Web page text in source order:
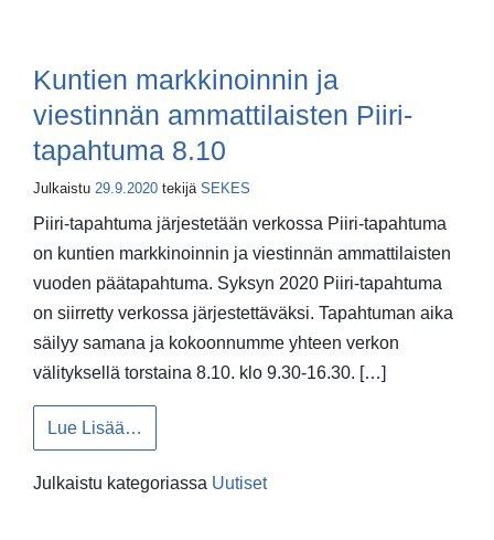
Kuntien markkinoinnin ja
viestinnän ammattilaisten Piiri-
tapahtuma 8.10
Julkaistu 29.9.2020 tekijä SEKES
Piiri-tapahtuma järjestetään verkossa Piiri-tapahtuma
on kuntien markkinoinnin ja viestinnän ammattilaisten
vuoden päätapahtuma. Syksyn 2020 Piiri-tapahtuma
on siirretty verkossa järjestettäväksi. Tapahtuman aika
säilyy samana ja kokoonnumme yhteen verkon
välityksellä torstaina 8.10. klo 9.30-16.30. […]
Lue Lisää…
Julkaistu kategoriassa Uutiset